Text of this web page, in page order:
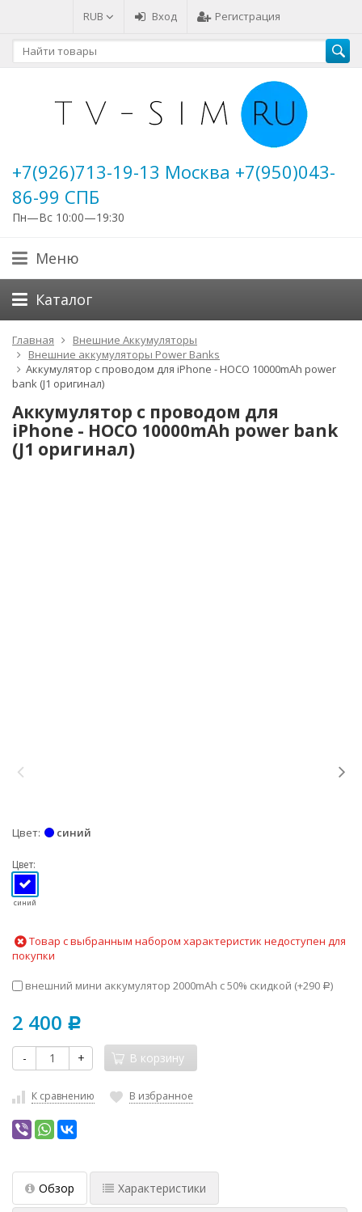
RUB Вход Регистрация
+7(926)713-19-13 Москва +7(950)043-
86-99 СПБ
Пн—Вс 10:00—19:30
Меню
Каталог
Главная
Внешние Аккумуляторы
Внешние аккумуляторы Power Banks
Аккумулятор с проводом для iPhone - HOCO 10000mAh power
bank (J1 оригинал)
Аккумулятор с проводом для
iPhone - HOCO 10000mAh power bank
(J1 оригинал)
Цвет синий
Цвет:
синий
Товар с выбранным набором характеристик недоступен для
покупки
внешний мини аккумулятор 2000mAh с 50% скидкой (+290 Р)
2 400 Р
- + В корзину
К сравнению В избранное
Обзор Характеристики